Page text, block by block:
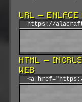
URL — ENLACE
HTML —
WEB